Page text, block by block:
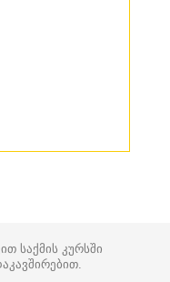
საქმის კურსში